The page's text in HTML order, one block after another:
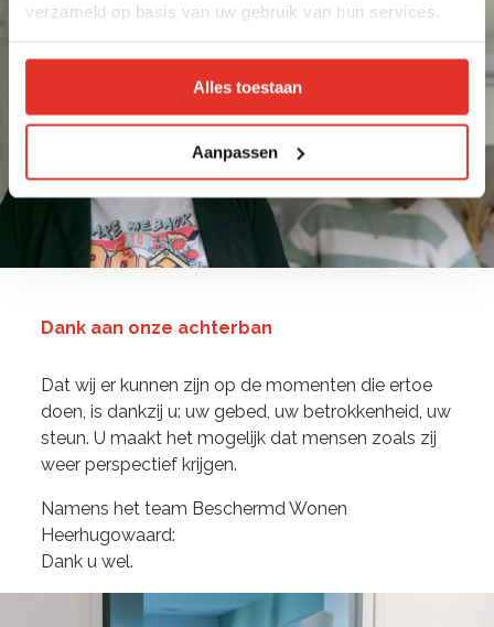
verzameld op basis van uw gebruik van hun services.
Alles toestaan
Aanpassen
Dank aan onze achterban
Dat wij er kunnen zijn op de momenten die ertoe
doen, is dankzij u: uw gebed, uw betrokkenheid, uw
steun. U maakt het mogelijk dat mensen zoals zij
weer perspectief krijgen.
Namens het team Beschermd Wonen
Heerhugowaard:
Dank u wel.